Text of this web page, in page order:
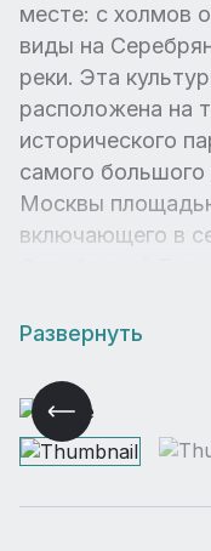
месте: с холмов
виды на
реки. Эта
расположена на
исторического
самого большого
Москвы
включающего в
Развернуть